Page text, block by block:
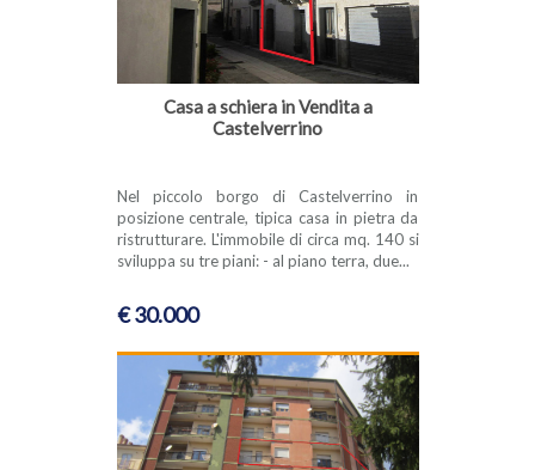
Casa a schiera in Vendita a
Castelverrino
Nel piccolo borgo di Castelverrino in
posizione centrale, tipica casa in pietra da
ristrutturare. L'immobile di circa mq. 140 si
sviluppa su tre piani: - al piano terra, due...
€ 30.000